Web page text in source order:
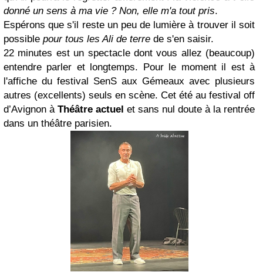
donné un sens à ma vie ? Non, elle m'a tout pris.
Espérons que s'il reste un peu de lumière à trouver il soit
possible pour tous les Ali de terre de s'en saisir.
22 minutes est un spectacle dont vous allez (beaucoup)
entendre parler et longtemps. Pour le moment il est à
l'affiche du festival SenS aux Gémeaux avec plusieurs
autres (excellents) seuls en scène. Cet été au festival off
d’Avignon à Théâtre actuel et sans nul doute à la rentrée
dans un théâtre parisien.